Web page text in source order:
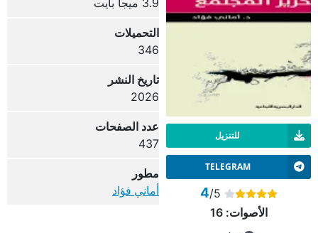
للتنزيل
TELEGRAM
4/5
الأصوات:16
التحميلات
346
تاريخ النشر
2026
عدد الصفحات
437
مطور
أماني فؤاد